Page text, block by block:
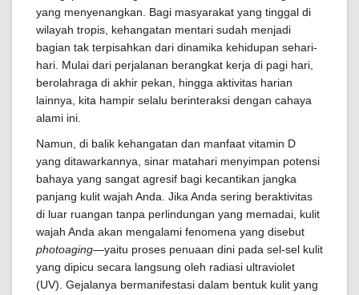
yang menyenangkan. Bagi masyarakat yang tinggal di
wilayah tropis, kehangatan mentari sudah menjadi
bagian tak terpisahkan dari dinamika kehidupan sehari-
hari. Mulai dari perjalanan berangkat kerja di pagi hari,
berolahraga di akhir pekan, hingga aktivitas harian
lainnya, kita hampir selalu berinteraksi dengan cahaya
alami ini.
Namun, di balik kehangatan dan manfaat vitamin D
yang ditawarkannya, sinar matahari menyimpan potensi
bahaya yang sangat agresif bagi kecantikan jangka
panjang kulit wajah Anda. Jika Anda sering beraktivitas
di luar ruangan tanpa perlindungan yang memadai, kulit
wajah Anda akan mengalami fenomena yang disebut
photoaging—yaitu proses penuaan dini pada sel-sel kulit
yang dipicu secara langsung oleh radiasi ultraviolet
(UV). Gejalanya bermanifestasi dalam bentuk kulit yang